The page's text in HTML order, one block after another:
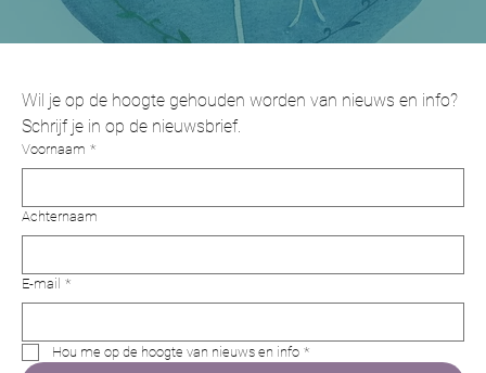
Wil je op de hoogte gehouden worden van nieuws en info?
Schrijf je in op de nieuwsbrief.
Voornaam *
Achternaam
E-mail *
Hou me op de hoogte van nieuws en info *